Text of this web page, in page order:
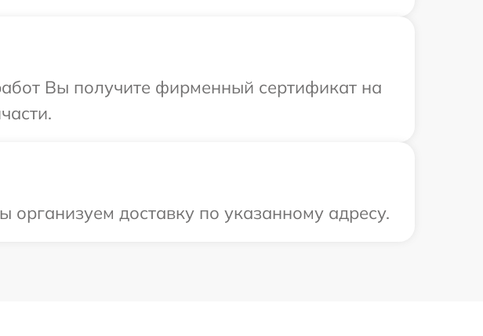
Вы получите фирменный сертификат на
доставку по указанному адресу.